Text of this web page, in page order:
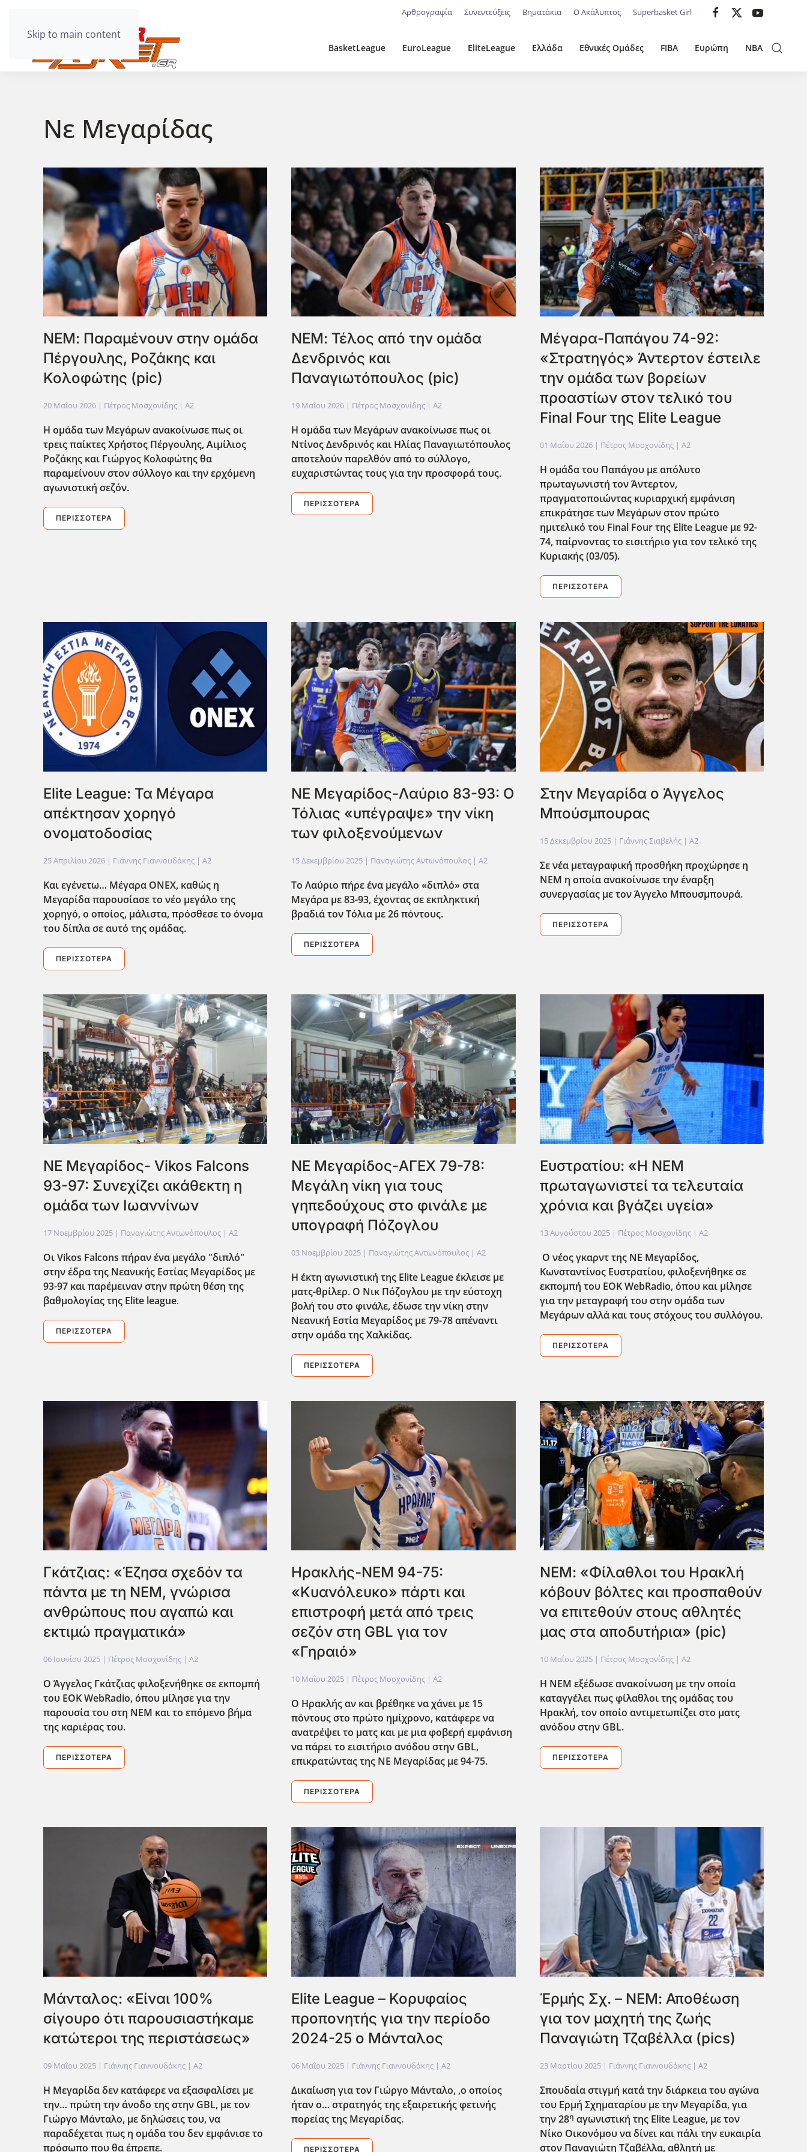
Skip to main content
Αρθρογραφία Συνεντεύξεις Βηματάκια Ο Ακάλυπτος Superbasket Girl
BasketLeague EuroLeague EliteLeague Ελλάδα Εθνικές Ομάδες FIBA Ευρώπη NBA
Νε Μεγαρίδας
ΝΕΜ: Παραμένουν στην ομάδα
Πέργουλης, Ροζάκης και
Κολοφώτης (pic)
20 Μαΐου 2026 | Πέτρος Μοσχονίδης | A2
Η ομάδα των Μεγάρων ανακοίνωσε πως οι
τρεις παίκτες Χρήστος Πέργουλης, Αιμίλιος
Ροζάκης και Γιώργος Κολοφώτης θα
παραμείνουν στον σύλλογο και την ερχόμενη
αγωνιστική σεζόν.
ΠΕΡΙΣΣΌΤΕΡΑ
ΝΕΜ: Τέλος από την ομάδα
Δενδρινός και
Παναγιωτόπουλος (pic)
19 Μαΐου 2026 | Πέτρος Μοσχονίδης |A2
Η ομάδα των Μεγάρων ανακοίνωσε πως οι
Ντίνος Δενδρινός και Ηλίας Παναγιωτόπουλος
αποτελούν παρελθόν από το σύλλογο,
ευχαριστώντας τους για την προσφορά τους.
ΠΕΡΙΣΣΌΤΕΡΑ
Μέγαρα-Παπάγου 74-92:
«Στρατηγός» Άντερτον έστειλε
την ομάδα των βορείων
προαστίων στον τελικό του
Final Four της Elite League
01 Μαΐου 2026| Πέτρος Μοσχονίδης | A2
Η ομάδα του Παπάγου με απόλυτο
πρωταγωνιστή τον Άντερτον,
πραγματοποιώντας κυριαρχική εμφάνιση
επικράτησε των Μεγάρων στον πρώτο
ημιτελικό του Final Four της Elite League με 92-
74, παίρνοντας το εισιτήριο για τον τελικό της
Κυριακής (03/05).
ΠΕΡΙΣΣΌΤΕΡΑ
Elite League: Τα Μέγαρα
απέκτησαν χορηγό
ονοματοδοσίας
25 Απριλίου 2026 | Γιάννης Γιαννουδάκης | A2
Και εγένετω… Μέγαρα ΟΝΕΧ, καθώς η
Μεγαρίδα παρουσίασε το νέο μεγάλο της
χορηγό, ο οποίος, μάλιστα, πρόσθεσε το όνομα
του δίπλα σε αυτό της ομάδας.
ΠΕΡΙΣΣΌΤΕΡΑ
ΝΕ Μεγαρίδος-Λαύριο 83-93: Ο
Τόλιας «υπέγραψε» την νίκη
των φιλοξενούμενων
15 Δεκεμβρίου 2025 | Παναγιώτης Αντωνόπουλος |A2
Το Λαύριο πήρε ένα μεγάλο «διπλό» στα
Μεγάρα με 83-93, έχοντας σε εκπληκτική
βραδιά τον Τόλια με 26 πόντους.
ΠΕΡΙΣΣΌΤΕΡΑ
Στην Μεγαρίδα ο Άγγελος
Μπούσμπουρας
15 Δεκεμβρίου 2025| Γιάννης Σιαβελής | A2
Σε νέα μεταγραφική προσθήκη προχώρησε η
ΝΕΜ η οποία ανακοίνωσε την έναρξη
συνεργασίας με τον Άγγελο Μπουσμπουρά.
ΠΕΡΙΣΣΌΤΕΡΑ
ΝΕ Μεγαρίδος- Vikos Falcons
93-97: Συνεχίζει ακάθεκτη η
ομάδα των Ιωαννίνων
17 Νοεμβρίου 2025 | Παναγιώτης Αντωνόπουλος | A2
Οι Vikos Falcons πήραν ένα μεγάλο "διπλό"
στην έδρα της Νεανικής Εστίας Μεγαρίδος με
93-97 και παρέμειναν στην πρώτη θέση της
βαθμολογίας της Elite league.
ΠΕΡΙΣΣΌΤΕΡΑ
ΝΕ Μεγαρίδος-ΑΓΕΧ 79-78:
Μεγάλη νίκη για τους
γηπεδούχους στο φινάλε με
υπογραφή Πόζογλου
03 Νοεμβρίου 2025 | Παναγιώτης Αντωνόπουλος |A2
Η έκτη αγωνιστική της Elite League έκλεισε με
ματς-θρίλερ. Ο Νικ Πόζογλου με την εύστοχη
βολή του στο φινάλε, έδωσε την νίκη στην
Νεανική Εστία Μεγαρίδος με 79-78 απέναντι
στην ομάδα της Χαλκίδας.
ΠΕΡΙΣΣΌΤΕΡΑ
Ευστρατίου: «Η ΝΕΜ
πρωταγωνιστεί τα τελευταία
χρόνια και βγάζει υγεία»
13 Αυγούστου 2025| Πέτρος Μοσχονίδης | A2
Ο νέος γκαρντ της ΝΕ Μεγαρίδος,
Κωνσταντίνος Ευστρατίου, φιλοξενήθηκε σε
εκπομπή του EOK WebRadio, όπου και μίλησε
για την μεταγραφή του στην ομάδα των
Μεγάρων αλλά και τους στόχους του συλλόγου.
ΠΕΡΙΣΣΌΤΕΡΑ
Γκάτζιας: «Έζησα σχεδόν τα
πάντα με τη ΝΕΜ, γνώρισα
ανθρώπους που αγαπώ και
εκτιμώ πραγματικά»
06 Ιουνίου 2025 | Πέτρος Μοσχονίδης | A2
Ο Άγγελος Γκάτζιαςφιλοξενήθηκεσε εκπομπή
του EOK WebRadio, όπου μίλησε για την
παρουσία του στη ΝΕΜ και το επόμενο βήμα
της καριέρας του.
ΠΕΡΙΣΣΌΤΕΡΑ
Ηρακλής-ΝΕΜ 94-75:
«Κυανόλευκο» πάρτι και
επιστροφή μετά από τρεις
σεζόν στη GBL για τον
«Γηραιό»
10 Μαΐου 2025 | Πέτρος Μοσχονίδης |A2
Ο Ηρακλής αν και βρέθηκε να χάνει με 15
πόντους στο πρώτο ημίχρονο, κατάφερε να
ανατρέψει το ματς και με μια φοβερή εμφάνιση
να πάρει το εισιτήριο ανόδου στην GBL,
επικρατώντας της ΝΕ Μεγαρίδας με 94-75.
ΠΕΡΙΣΣΌΤΕΡΑ
ΝΕΜ: «Φίλαθλοι του Ηρακλή
κόβουν βόλτες και προσπαθούν
να επιτεθούν στους αθλητές
μας στα αποδυτήρια» (pic)
10 Μαΐου 2025| Πέτρος Μοσχονίδης | A2
Η ΝΕΜ εξέδωσε ανακοίνωση με την οποία
καταγγέλει πως φίλαθλοι της ομάδας του
Ηρακλή, τον οποίο αντιμετωπίζει στο ματς
ανόδου στην GBL.
ΠΕΡΙΣΣΌΤΕΡΑ
Μάνταλος: «Είναι 100%
σίγουρο ότι παρουσιαστήκαμε
κατώτεροι της περιστάσεως»
09 Μαΐου 2025 | Γιάννης Γιαννουδάκης | A2
Η Μεγαρίδα δεν κατάφερε να εξασφαλίσει με
την… πρώτη την άνοδο της στην GBL, με τον
Γιώργο Μάνταλο, με δηλώσεις του, να
παραδέχεται πως η ομάδα του δεν εμφάνισε το
πρόσωπο που θα έπρεπε.
Elite League – Κορυφαίος
προπονητής για την περίοδο
2024-25 ο Μάνταλος
06 Μαΐου 2025 | Γιάννης Γιαννουδάκης |A2
Δικαίωση για τον Γιώργο Μάνταλο, ,ο οποίος
ήταν ο… στρατηγός της εξαιρετικής φετινής
πορείας της Μεγαρίδας.
ΠΕΡΙΣΣΌΤΕΡΑ
Έρμής Σχ. – ΝΕΜ: Αποθέωση
για τον μαχητή της ζωής
Παναγιώτη Τζαβέλλα (pics)
23 Μαρτίου 2025| Γιάννης Γιαννουδάκης | A2
Σπουδαία στιγμή κατά την διάρκεια του αγώνα
του Ερμή Σχηματαρίου με την Μεγαρίδα, για
την 28η αγωνιστική της EliteLeague, με τον
Νίκο Οικονόμου να δίνει και πάλι την ευκαιρία
στον Παναγιώτη Τζαβέλλα, αθλητή με